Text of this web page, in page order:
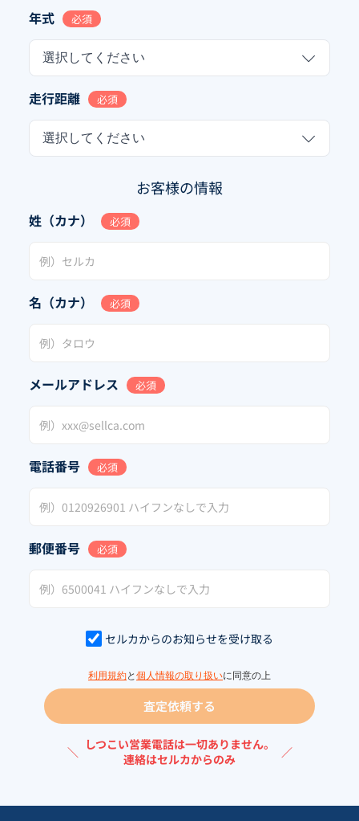
年式 必須
選択してください
走行距離 必須
選択してください
お客様の情報
姓（カナ） 必須
名（カナ） 必須
メールアドレス 必須
電話番号 必須
郵便番号 必須
セルカからのお知らせを受け取る
利用規約と 個人情報の取り扱いに同意の上
査定依頼する
＼
しつこい営業電話は一切ありません。
連絡はセルカからのみ
／